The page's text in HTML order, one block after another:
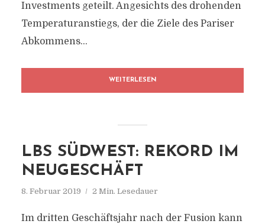
Investments geteilt. Angesichts des drohenden
Temperaturanstiegs, der die Ziele des Pariser
Abkommens...
WEITERLESEN
LBS SÜDWEST: REKORD IM
NEUGESCHÄFT
8. Februar 2019 2 Min. Lesedauer
Im dritten Geschäftsjahr nach der Fusion kann